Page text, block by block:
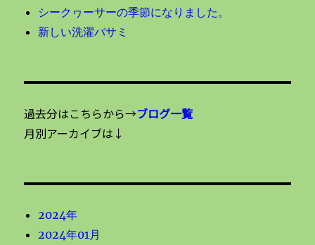
シークヮーサーの季節になりました。
新しい洗濯バサミ
過去分はこちらから→ブログ一覧
月別アーカイブは↓
2024年
2024年01月